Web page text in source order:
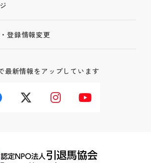
登録情報変更
最新情報をアップしています